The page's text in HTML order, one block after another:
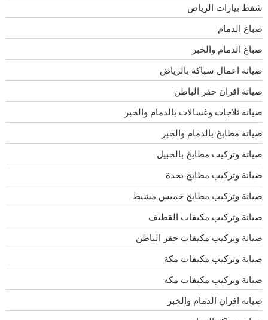
شفط بيارات الرياض
صباغ الدمام
صباغ الدمام والخبر
صيانة اعمال سباكة بالرياض
صيانة افران حفر الباطن
صيانة ثلاجات وغسالات بالدمام والخبر
صيانة مطابخ بالدمام والخبر
صيانة وتركيب مطابخ بالجبيل
صيانة وتركيب مطابخ بجدة
صيانة وتركيب مطابخ خميس مشيط
صيانة وتركيب مكيفات القطيف
صيانة وتركيب مكيفات حفر الباطن
صيانة وتركيب مكيفات مكة
صيانة وتركيب مكيفات مكه
صيانه افران الدمام والخبر